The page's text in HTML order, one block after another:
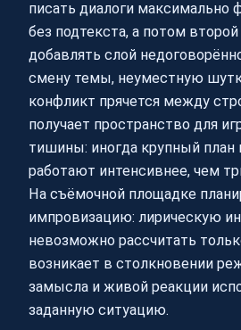
писать диалоги максимально
без подтекста, а потом
добавлять слой
смену темы, неуместную
конфликт прячется между
получает пространство для
тишины: иногда крупный план
работают интенсивнее, чем
На съёмочной площадке
импровизацию: лирическую
невозможно рассчитать
возникает в столкновении
замысла и живой реакции
заданную ситуацию.